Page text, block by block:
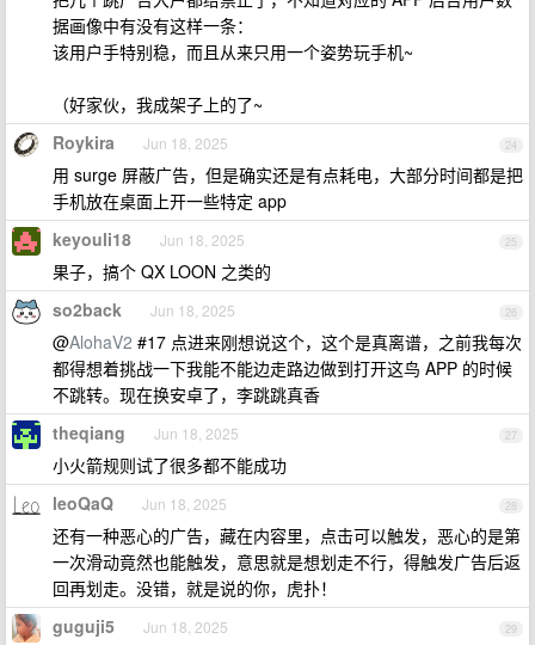
据画像中有没有这样一条：
该用户手特别稳，而且从来只用一个姿势玩手机~
（好家伙，我成架子上的了~
24
Roykira Jun 18, 2025
用 surge 屏蔽广告，但是确实还是有点耗电，大部分时间都是把
手机放在桌面上开一些特定 app
25
keyouli18 Jun 18, 2025
果子，搞个 QX LOON 之类的
26
so2back Jun 18, 2025
@AlohaV2 #17 点进来刚想说这个，这个是真离谱，之前我每次
都得想着挑战一下我能不能边走路边做到打开这鸟 APP 的时候
不跳转。现在换安卓了，李跳跳真香
27
theqiang Jun 18, 2025
小火箭规则试了很多都不能成功
28
leoQaQ Jun 18, 2025
还有一种恶心的广告，藏在内容里，点击可以触发，恶心的是第
一次滑动竟然也能触发，意思就是想划走不行，得触发广告后返
回再划走。没错，就是说的你，虎扑！
29
guguji5 Jun 18, 2025